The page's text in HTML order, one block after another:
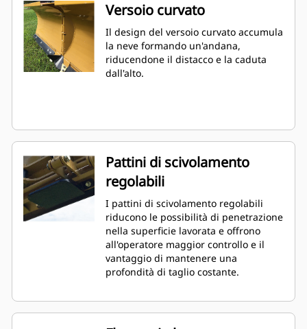
Versoio curvato
Il design del versoio curvato accumula
la neve formando un'andana,
riducendone il distacco e la caduta
dall'alto.
Pattini di scivolamento
regolabili
I pattini di scivolamento regolabili
riducono le possibilità di penetrazione
nella superficie lavorata e offrono
all'operatore maggior controllo e il
vantaggio di mantenere una
profondità di taglio costante.